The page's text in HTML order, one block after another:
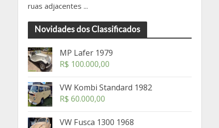
ruas adjacentes ...
Novidades dos Classificados
MP Lafer 1979
R$ 100.000,00
VW Kombi Standard 1982
R$ 60.000,00
VW Fusca 1300 1968